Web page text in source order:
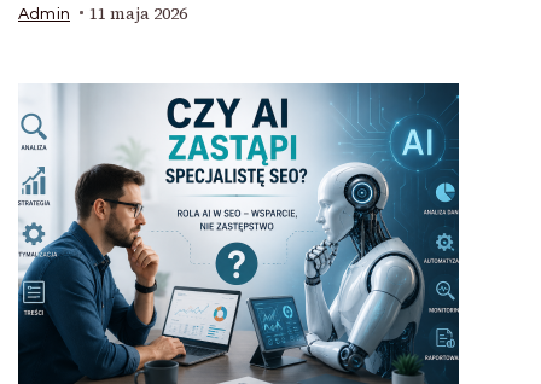
Admin 11 maja 2026